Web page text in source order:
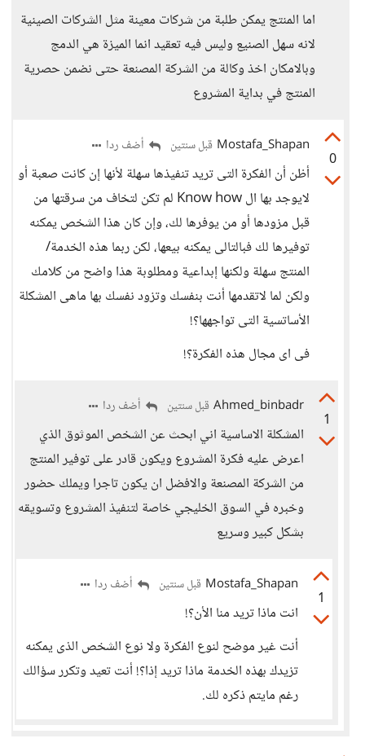
اما المنتج يمكن طلبة من شركات معينة مثل الشركات الصينية
لانه سهل الصنيع وليس فيه تعقيد انما الميزة هي الدمج
وبالامكان اخذ وكالة من الشركة المصنعة حتى نضمن حصرية
المنتج في بداية المشروع
0
Mostafa_Shapan قبل سنتين أضف ردا
أظن أن الفكرة التى تريد تنفيذها سهلة لأنها إن كانت صعبة أو
لايوجد بها ال Know how لم تكن لتخاف من سرقتها من
قبل مزودها أو من يوفرها لك، وإن كان هذا الشخص يمكنه
توفيرها لك فبالتالى يمكنه بيعها، لكن ربما هذه الخدمة/
المنتج سهلة ولكنها إبداعية ومطلوبة هذا واضح من كلامك
ولكن لما لاتقدمها أنت بنفسك وتزود نفسك بها ماهى المشكلة
الأساتسية التى تواجهها؟!
فى اى مجال هذه الفكرة؟!
1
Ahmed_binbadr قبل سنتين أضف ردا
المشكلة الاساسية اني ابحث عن الشخص الموثوق الذي
اعرض عليه فكرة المشروع ويكون قادر على توفير المنتج
من الشركة المصنعة والافضل ان يكون تاجرا ويملك حضور
وخبره في السوق الخليجي خاصة لتنفيذ المشروع وتسويقه
بشكل كبير وسريع
1
Mostafa_Shapan قبل سنتين أضف ردا
انت ماذا تريد منا الأن؟!
أنت غير موضح لنوع الفكرة ولا نوع الشخص الذى يمكنه
تزيدك بهذه الخدمة ماذا تريد إذا؟! أنت تعيد وتكرر سؤالك
رغم مايتم ذكره لك.